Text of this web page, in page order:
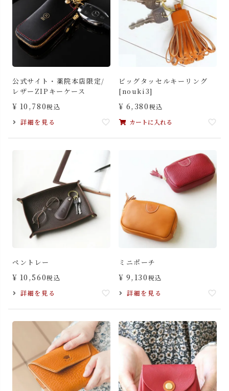
公式サイト・薬院本店限定/
レザーZIPキーケース
¥ 10,780税込
詳細を見る
ビッグタッセルキーリング
[nouki3]
¥ 6,380税込
カートに入れる
ペントレー
¥ 10,560税込
詳細を見る
ミニポーチ
¥ 9,130税込
詳細を見る